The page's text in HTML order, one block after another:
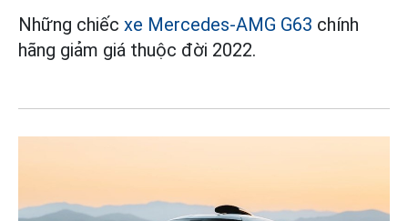
Những chiếc xe Mercedes-AMG G63 chính
hãng giảm giá thuộc đời 2022.